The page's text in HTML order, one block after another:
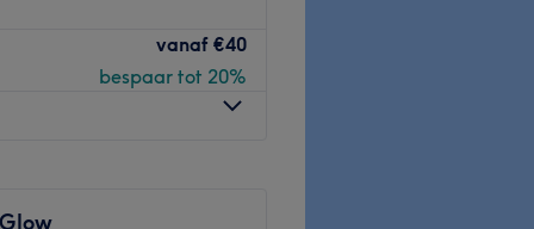
Go to venue
zorg en comfort
wellnesservaring te
die zorg dragen voor
vanaf €40
bespaar tot 20%